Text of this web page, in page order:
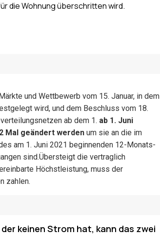
die Wohnung überschritten wird.
und Wettbewerb vom 15. Januar, in dem
wird, und dem Beschluss vom 18.
ab dem 1. ab 1. Juni
Mal geändert werden um sie an die im
am 1. Juni 2021 beginnenden 12-Monats-
sind.Übersteigt die vertraglich
Höchstleistung, muss der
zahlen.
keinen Strom hat, kann das zwei